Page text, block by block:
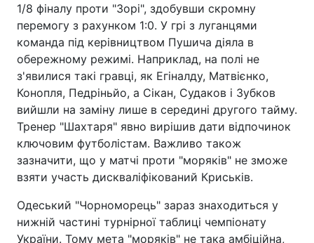
1/8 фіналу проти "Зорі", здобувши скромну
перемогу з рахунком 1:0. У грі з луганцями
команда під керівництвом Пушича діяла в
обережному режимі. Наприклад, на полі не
з'явилися такі гравці, як Егіналду, Матвієнко,
Конопля, Педріньйо, а Сікан, Судаков і Зубков
вийшли на заміну лише в середині другого тайму.
Тренер "Шахтаря" явно вирішив дати відпочинок
ключовим футболістам. Важливо також
зазначити, що у матчі проти "моряків" не зможе
взяти участь дискваліфікований Криськів.
Одеський "Чорноморець" зараз знаходиться у
нижній частині турнірної таблиці чемпіонату
України. Тому мета "моряків" не така амбіційна,